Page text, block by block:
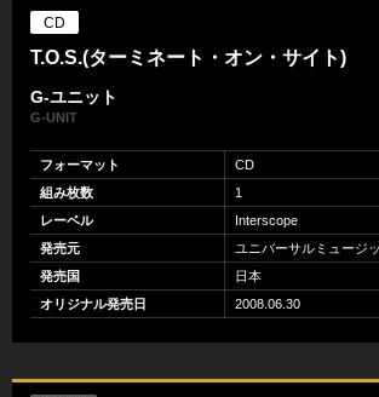
CD
T.O.S.(ターミネート・オン・サイト)
G-ユニット
G-UNIT
フォーマット
CD
組み枚数
1
レーベル
Interscope
発売元
ユニバーサルミュージ
発売国
日本
オリジナル発売日
2008.06.30